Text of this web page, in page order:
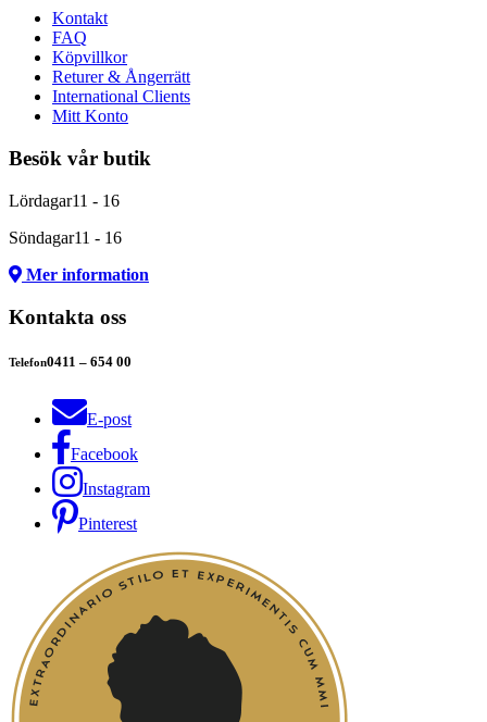
Kontakt
FAQ
Köpvillkor
Returer & Ångerrätt
International Clients
Mitt Konto
Besök vår butik
Lördagar11 - 16
Söndagar11 - 16
Mer information
Kontakta oss
Telefon0411 – 654 00
E-post
Facebook
Instagram
Pinterest